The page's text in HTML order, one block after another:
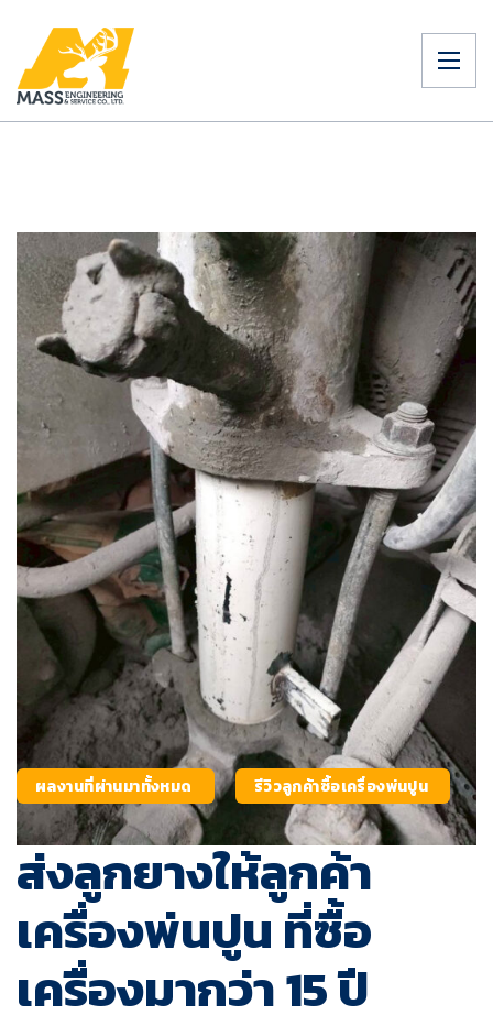
ผลงานที่ผ่านมาทั้งหมด รีวิวลูกค้าซื้อเครื่องพ่นปูน
ส่งลูกยางให้ลูกค้า
เครื่องพ่นปูน ที่ซื้อ
เครื่องมากว่า 15 ปี